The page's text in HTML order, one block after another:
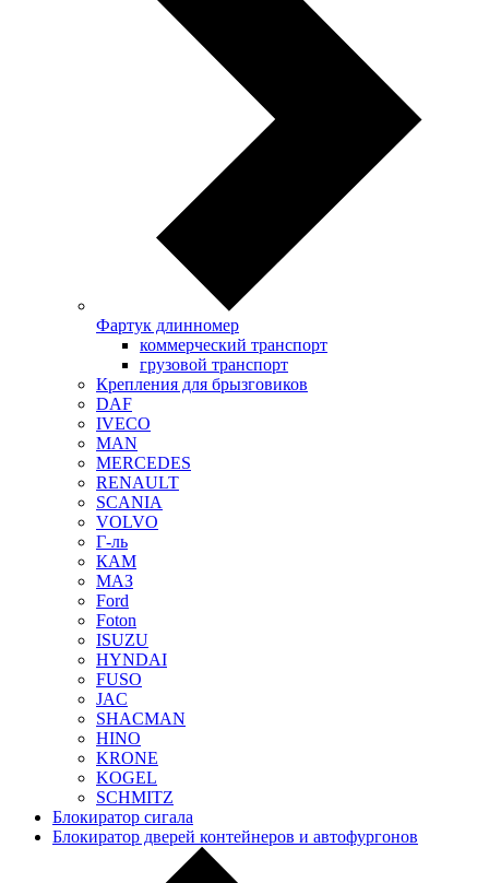
Фартук длинномер
коммерческий транспорт
грузовой транспорт
Крепления для брызговиков
DAF
IVECO
MAN
MERCEDES
RENAULT
SCANIA
VOLVO
Г-ль
КАМ
МАЗ
Ford
Foton
ISUZU
HYNDAI
FUSO
JAC
SHACMAN
HINO
KRONE
KOGEL
SCHMITZ
Блокиратор сигала
Блокиратор дверей контейнеров и автофургонов